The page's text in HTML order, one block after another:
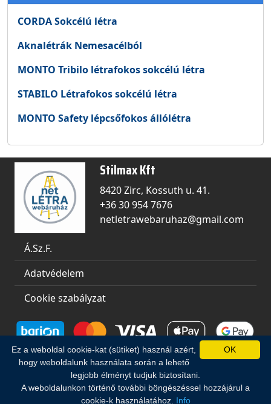
CORDA Sokcélú létra
Aknalétrák Nemesacélból
MONTO Tribilo létrafokos sokcélú létra
STABILO Létrafokos sokcélú létra
MONTO Safety lépcsőfokos állólétra
Stilmax Kft
8420 Zirc, Kossuth u. 41.
+36 30 954 7676
netletrawebaruhaz@gmail.com
Á.Sz.F.
Adatvédelem
Cookie szabályzat
© 2010-2026 Stilmax
kft. Minden jog
OK
Ez a weboldal cookie-kat (sütiket) használ azért,
hogy weboldalunk használata során a lehető
legjobb élményt tudjuk biztosítani.
A weboldalunkon történő további böngészéssel hozzájárul a
cookie-k használatához. Info